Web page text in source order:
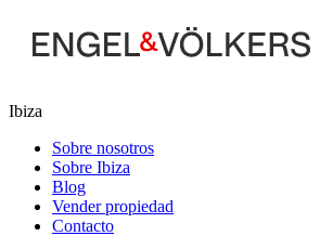
Ibiza
Sobre nosotros
Sobre Ibiza
Blog
Vender propiedad
Contacto